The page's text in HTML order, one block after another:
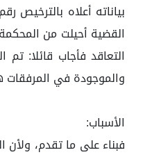
القضية أحيلت من
التعاقد فأجاب قائلا:
والموجودة في المرفقات
الأسباب:
فبناء على ما تقدم، ولأن